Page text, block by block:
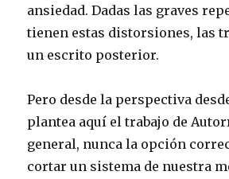
ansiedad. Dadas las graves
tienen estas distorsiones, las
un escrito posterior.
Pero desde la perspectiva
plantea aquí el trabajo de
general, nunca la opción
cortar un sistema de nuestra